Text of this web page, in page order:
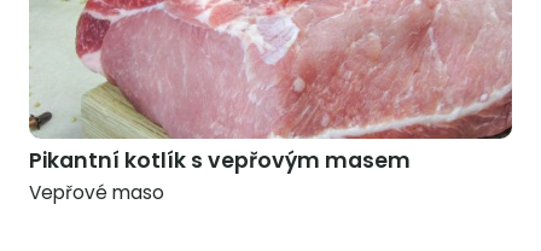
Pikantní kotlík s vepřovým masem
Vepřové maso